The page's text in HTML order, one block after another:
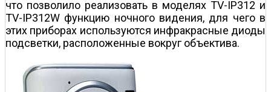
что позволило реализовать в моделях TV-IP312 и
TV-IP312W функцию ночного видения, для чего в
этих приборах используются инфракрасные диоды
подсветки, расположенные вокруг объектива.